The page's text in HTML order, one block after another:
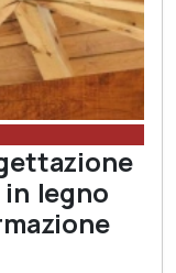
legno